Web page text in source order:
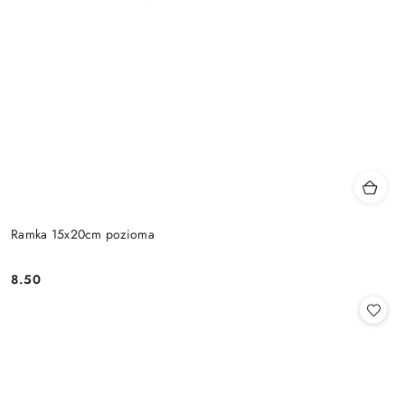
Ramka 15x20cm pozioma
Cena:
8.50